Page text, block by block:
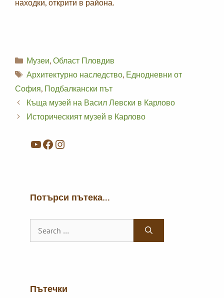
находки, открити в района.
Categories
Музеи, Област Пловдив
Tags
Архитектурно наследство, Еднодневни от
София, Подбалкански път
Къща музей на Васил Левски в Карлово
Историческият музей в Карлово
YouTube
Facebook
Instagram
Потърси пътека…
for:
Пътечки